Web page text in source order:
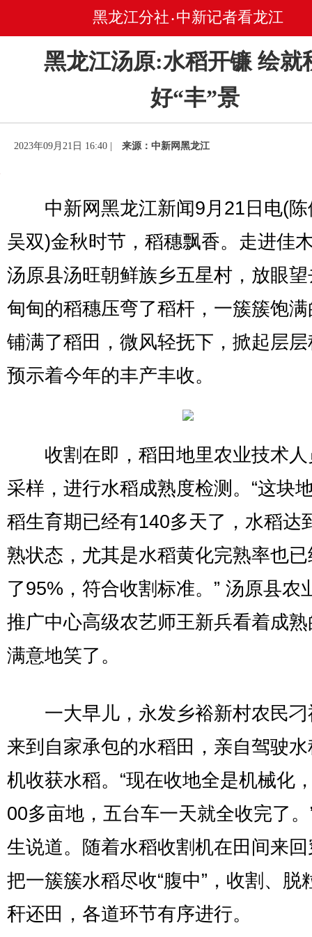
黑龙江分社 • 中新记者看龙江
黑龙江汤原:水稻开镰 绘就
好“丰”景
2023年09月21日 16:40 | 来源：中新网黑龙江
中新网黑龙江新闻9月21日电(陈
吴双)金秋时节，稻穗飘香。走进佳
汤原县汤旺朝鲜族乡五星村，放眼
甸甸的稻穗压弯了稻杆，一簇簇饱
铺满了稻田，微风轻抚下，掀起层
预示着今年的丰产丰收。
收割在即，稻田地里农业技术人
采样，进行水稻成熟度检测。“这块
稻生育期已经有140多天了，水稻达
熟状态，尤其是水稻黄化完熟率也
了95%，符合收割标准。” 汤原县农
推广中心高级农艺师王新兵看着成
满意地笑了。
一大早儿，永发乡裕新村农民刁
来到自家承包的水稻田，亲自驾驶
机收获水稻。“现在收地全是机械化
00多亩地，五台车一天就全收完了。
生说道。随着水稻收割机在田间来
把一簇簇水稻尽收“腹中”，收割、脱
秆还田，各道环节有序进行。